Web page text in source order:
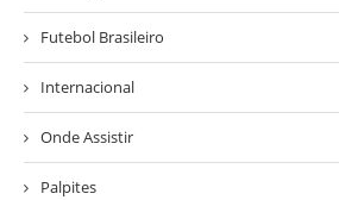
Futebol Brasileiro
Internacional
Onde Assistir
Palpites